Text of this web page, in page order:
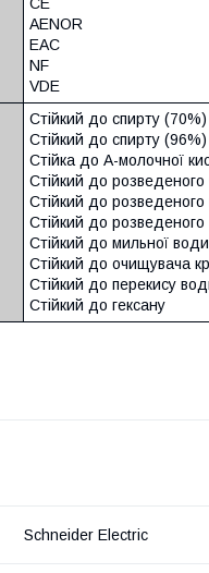
AENOR
EAC
NF
VDE
Стійкий до спирту (70%)
Стійкий до спирту (96%)
Стійка до A-молочної
Стійкий до
Стійкий до розведеного
Стійкий до розведеного
Стійкий до мильної води
Стійкий до очищувача
Стійкий до перекису
Стійкий до гексану
Schneider Electric